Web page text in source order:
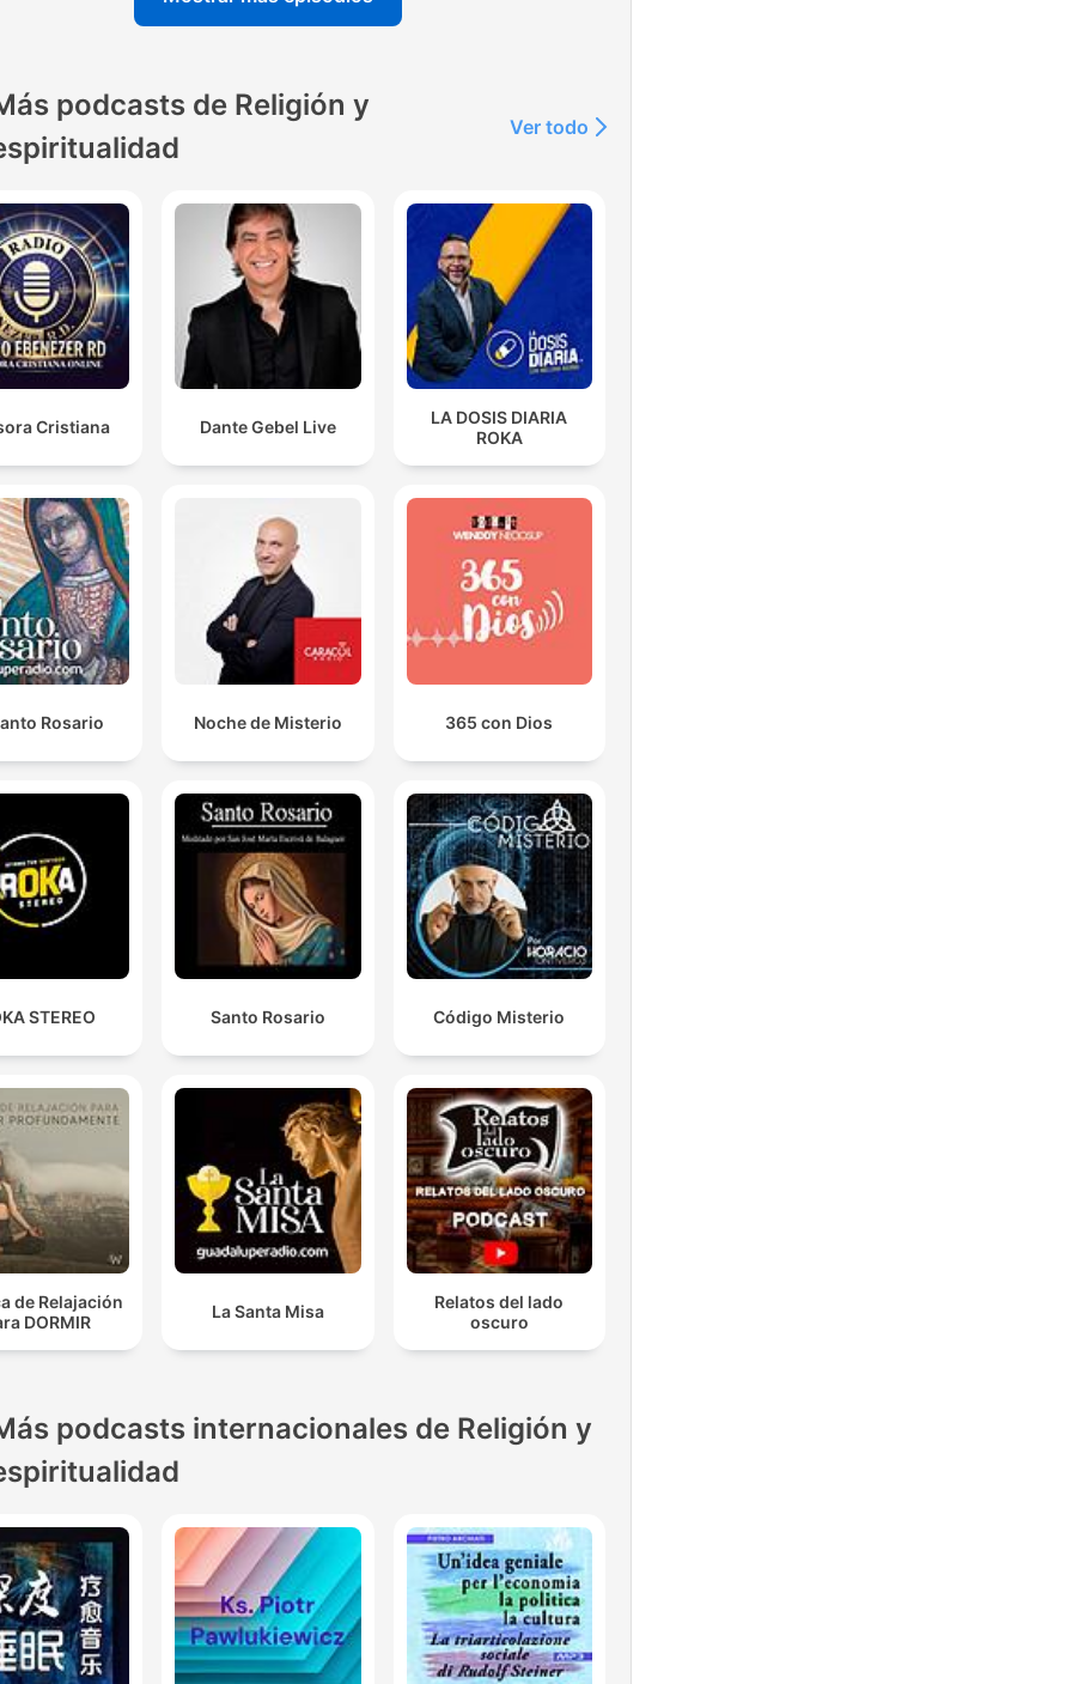
podcasts de Religión y
Ver todo
Cristiana Dante Gebel Live
LA DOSIS DIARIA
ROKA
Rosario Noche de Misterio 365 con Dios
STEREO Santo Rosario Código Misterio
de Relajación
DORMIR
La Santa Misa
Relatos del lado
oscuro
podcasts internacionales de Religión y